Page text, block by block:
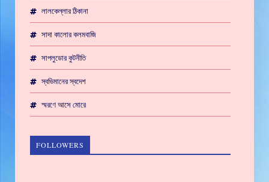
লালকেল্লার ঠিকানা
সাদা কালোর কলমবাজি
সাপলুডোর কুটনীতি
স্বভিমানের স্বদেশ
স্মরণে আসে মোরে
FOLLOWERS